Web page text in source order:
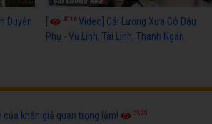
Duyên
4016Video] Cải Lương Xưa Cô Dâu
Phụ - Vũ Linh, Tài Linh, Thanh Ngân
của khán giả quan trọng lắm! 3599